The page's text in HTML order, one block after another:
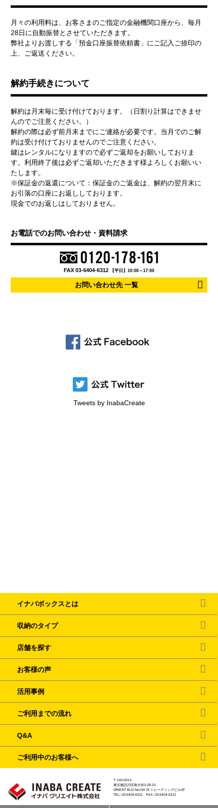
月々の利用料は、お客さまのご指定の金融機関口座から、毎月
28日に自動振替とさせていただきます。
弊社よりお渡しする「預金口座振替依頼書」にご記入ご捺印の
上、ご返送ください。
解約手続きについて
解約は月末毎に受け付けております。（日割り計算はできませ
んのでご注意ください。）
解約の際は必ず前月末までにご連絡が必要です。当月でのご解
約は受け付けておりませんのでご注意ください。
鍵はレンタルになりますので必ずご返却をお願いしておりま
す。利用終了後は必ずご返却いただきます様よろしくお願いい
たします。
※保証金の返還について：保証金のご返金は、解約の翌月末に
お引落の口座にお返ししております。
現金でのお返しはしておりません。
お電話でのお問い合わせ・資料請求
FAX 03-6404-6312 【平日】10:00～17:00
お問い合わせ先 一覧
Tweets by InabaCreate
イナバボックスとは
収納のタイプ
店舗を探す
お客様の声
活用事例
ご利用までの流れ
Q&A
ご利用中のお客様へ
〒140-0013
東京都品川区南大井3-28-10
ORIENT BLD No140 OI トレーディングビル5F
TEL: 03-6404-6311 FAX: 03-6404-6312